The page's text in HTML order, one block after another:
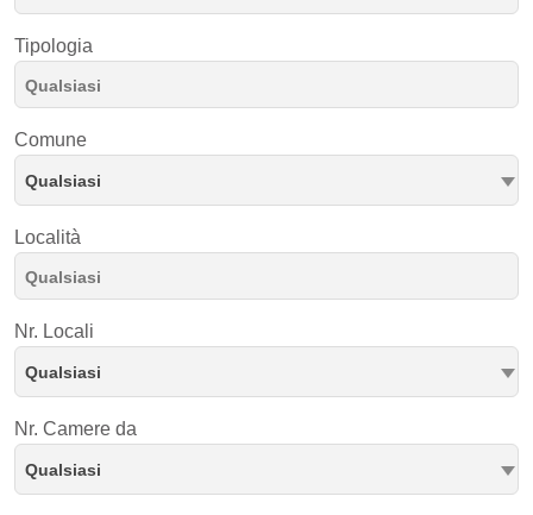
Tipologia
Comune
Qualsiasi
Località
Nr. Locali
Qualsiasi
Nr. Camere da
Qualsiasi